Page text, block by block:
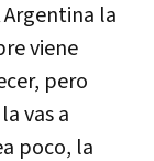
Argentina la
viene
pero
vas a
poco, la